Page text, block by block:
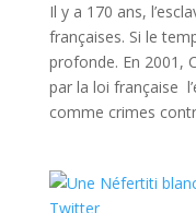
Il y a 170 ans,
françaises. Si le
profonde. En 2001,
par la loi française
comme crimes